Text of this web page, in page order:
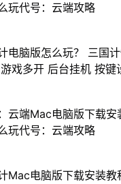
玩代号：云端攻略
电脑版怎么玩？ 三国
戏多开 后台挂机 按键
云端Mac电脑版下载
玩代号：云端攻略
Mac电脑版下载安装教